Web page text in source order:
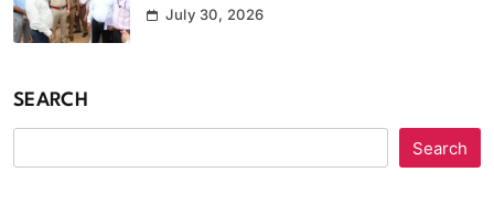
July 30, 2026
SEARCH
Search